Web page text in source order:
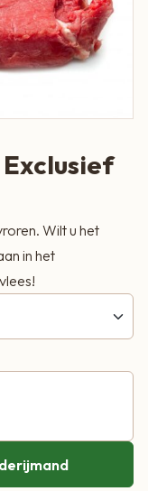
Wilt u het
in het